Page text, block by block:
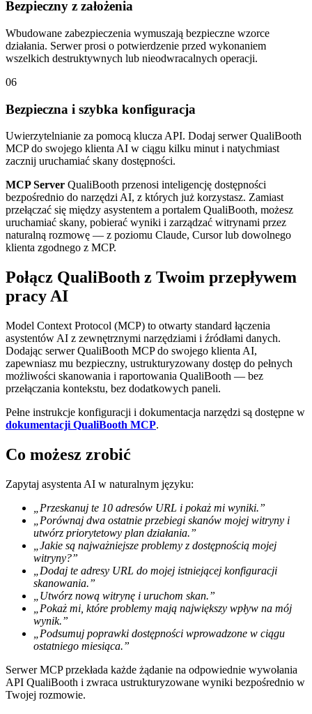
Bezpieczny z założenia
Wbudowane zabezpieczenia wymuszają bezpieczne wzorce
działania. Serwer prosi o potwierdzenie przed wykonaniem
wszelkich destruktywnych lub nieodwracalnych operacji.
06
Bezpieczna i szybka konfiguracja
Uwierzytelnianie za pomocą klucza API. Dodaj serwer QualiBooth
MCP do swojego klienta AI w ciągu kilku minut i natychmiast
zacznij uruchamiać skany dostępności.
MCP Server QualiBooth przenosi inteligencję dostępności
bezpośrednio do narzędzi AI, z których już korzystasz. Zamiast
przełączać się między asystentem a portalem QualiBooth, możesz
uruchamiać skany, pobierać wyniki i zarządzać witrynami przez
naturalną rozmowę — z poziomu Claude, Cursor lub dowolnego
klienta zgodnego z MCP.
Połącz QualiBooth z Twoim przepływem
pracy AI
Model Context Protocol (MCP) to otwarty standard łączenia
asystentów AI z zewnętrznymi narzędziami i źródłami danych.
Dodając serwer QualiBooth MCP do swojego klienta AI,
zapewniasz mu bezpieczny, ustrukturyzowany dostęp do pełnych
możliwości skanowania i raportowania QualiBooth — bez
przełączania kontekstu, bez dodatkowych paneli.
Pełne instrukcje konfiguracji i dokumentacja narzędzi są dostępne w
dokumentacji QualiBooth MCP.
Co możesz zrobić
Zapytaj asystenta AI w naturalnym języku:
„Przeskanuj te 10 adresów URL i pokaż mi wyniki.”
„Porównaj dwa ostatnie przebiegi skanów mojej witryny i
utwórz priorytetowy plan działania.”
„Jakie są najważniejsze problemy z dostępnością mojej
witryny?”
„Dodaj te adresy URL do mojej istniejącej konfiguracji
skanowania.”
„Utwórz nową witrynę i uruchom skan.”
„Pokaż mi, które problemy mają największy wpływ na mój
wynik.”
„Podsumuj poprawki dostępności wprowadzone w ciągu
ostatniego miesiąca.”
Serwer MCP przekłada każde żądanie na odpowiednie wywołania
API QualiBooth i zwraca ustrukturyzowane wyniki bezpośrednio w
Twojej rozmowie.